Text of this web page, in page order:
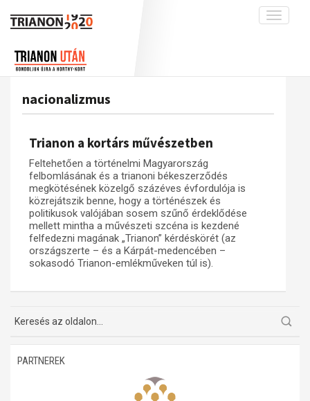
Toggle
A békerendszer megszilárdulása
Utókor és emlékezet
Adatbázis
Emlékművek (feltöltés alatt)
Menekültek
Visszhang
Publikációk
Kapcsolat
Trianon-kommentár
nacionalizmus
Trianon a kortárs művészetben
Feltehetően a történelmi Magyarország
felbomlásának és a trianoni békeszerződés
megkötésének közelgő százéves évfordulója is
közrejátszik benne, hogy a történészek és
politikusok valójában sosem szűnő érdeklődése
mellett mintha a művészeti szcéna is kezdené
felfedezni magának „Trianon” kérdéskörét (az
országszerte – és a Kárpát-medencében –
sokasodó Trianon-emlékműveken túl is).
PARTNEREK